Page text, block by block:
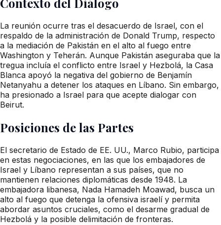
La reunión ocurre tras el desacuerdo de Israel, con el
respaldo de la administración de Donald Trump, respecto
a la mediación de Pakistán en el alto al fuego entre
Washington y Teherán. Aunque Pakistán aseguraba que la
tregua incluía el conflicto entre Israel y Hezbolá, la Casa
Blanca apoyó la negativa del gobierno de Benjamín
Netanyahu a detener los ataques en Líbano. Sin embargo,
ha presionado a Israel para que acepte dialogar con
Beirut.
Posiciones de las Partes
El secretario de Estado de EE. UU., Marco Rubio, participa
en estas negociaciones, en las que los embajadores de
Israel y Líbano representan a sus países, que no
mantienen relaciones diplomáticas desde 1948. La
embajadora libanesa, Nada Hamadeh Moawad, busca un
alto al fuego que detenga la ofensiva israelí y permita
abordar asuntos cruciales, como el desarme gradual de
Hezbolá y la posible delimitación de fronteras.